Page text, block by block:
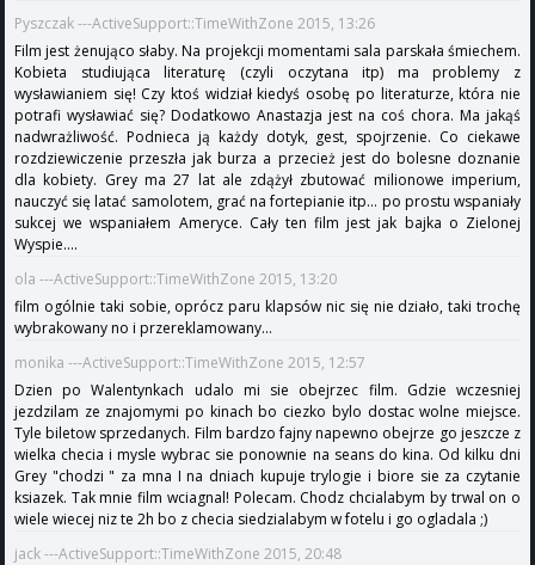
Pyszczak ---ActiveSupport::TimeWithZone 2015, 13:26
Film jest żenująco słaby. Na projekcji momentami sala parskała śmiechem.
Kobieta studiująca literaturę (czyli oczytana itp) ma problemy z
wysławianiem się! Czy ktoś widział kiedyś osobę po literaturze, która nie
potrafi wysławiać się? Dodatkowo Anastazja jest na coś chora. Ma jakąś
nadwrażliwość. Podnieca ją każdy dotyk, gest, spojrzenie. Co ciekawe
rozdziewiczenie przeszła jak burza a przecież jest do bolesne doznanie
dla kobiety. Grey ma 27 lat ale zdążył zbutować milionowe imperium,
nauczyć się latać samolotem, grać na fortepianie itp... po prostu wspaniały
sukcej we wspaniałem Ameryce. Cały ten film jest jak bajka o Zielonej
Wyspie....
ola ---ActiveSupport::TimeWithZone 2015, 13:20
film ogólnie taki sobie, oprócz paru klapsów nic się nie działo, taki trochę
wybrakowany no i przereklamowany...
monika ---ActiveSupport::TimeWithZone 2015, 12:57
Dzien po Walentynkach udalo mi sie obejrzec film. Gdzie wczesniej
jezdzilam ze znajomymi po kinach bo ciezko bylo dostac wolne miejsce.
Tyle biletow sprzedanych. Film bardzo fajny napewno obejrze go jeszcze z
wielka checia i mysle wybrac sie ponownie na seans do kina. Od kilku dni
Grey "chodzi " za mna I na dniach kupuje trylogie i biore sie za czytanie
ksiazek. Tak mnie film wciagnal! Polecam. Chodz chcialabym by trwal on o
wiele wiecej niz te 2h bo z checia siedzialabym w fotelu i go ogladala ;)
jack ---ActiveSupport::TimeWithZone 2015, 20:48